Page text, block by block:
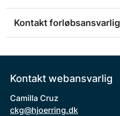
Kontakt forløbsansvarlig
Kontakt webansvarlig
Camilla Cruz
ckg@hjoerring.dk